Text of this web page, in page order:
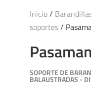
Inicio/
soportes/
SOPORTE DE
BALAUSTRADAS -